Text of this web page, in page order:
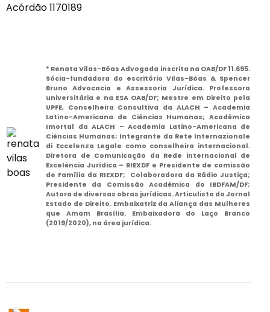
Acórdão 1170189
* Renata Vilas-Bôas Advogada inscrita na OAB/DF 11.695.
Sócia-fundadora do escritório Vilas-Bôas & Spencer
Bruno Advocacia e Assessoria Jurídica. Professora
universitária e na ESA OAB/DF; Mestre em Direito pela
UPFE, Conselheira Consultiva da ALACH – Academia
Latino-Americana de Ciências Humanas; Acadêmica
Imortal da ALACH – Academia Latino-Americana de
Ciências Humanas; Integrante da Rete Internazionale
di Eccelenza Legale como conselheira internacional.
Diretora de Comunicação da Rede internacional de
Excelência Jurídica – RIEXDF e Presidente de comissão
de Família da RIEXDF; Colaboradora da Rádio Justiça;
Presidente da Comissão Acadêmica do IBDFAM/DF;
Autora de diversas obras jurídicas. Articulista do Jornal
Estado de Direito. Embaixatriz da Aliança das Mulheres
que Amam Brasília. Embaixadora do Laço Branco
(2019/2020), na área jurídica.